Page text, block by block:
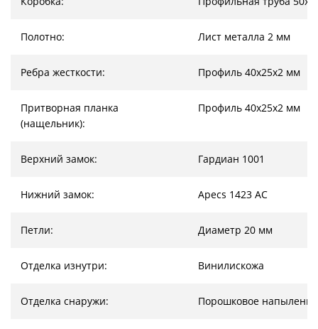
Полотно: Лист металла 2 мм
Ребра жесткости: Профиль 40х25х2 мм
Притворная планка
(нащельник):
Профиль 40х25х2 мм
Верхний замок: Гардиан 1001
Нижний замок: Apecs 1423 AC
Петли: Диаметр 20 мм
Отделка изнутри: Винилискожа
Отделка снаружи: Порошковое напыление